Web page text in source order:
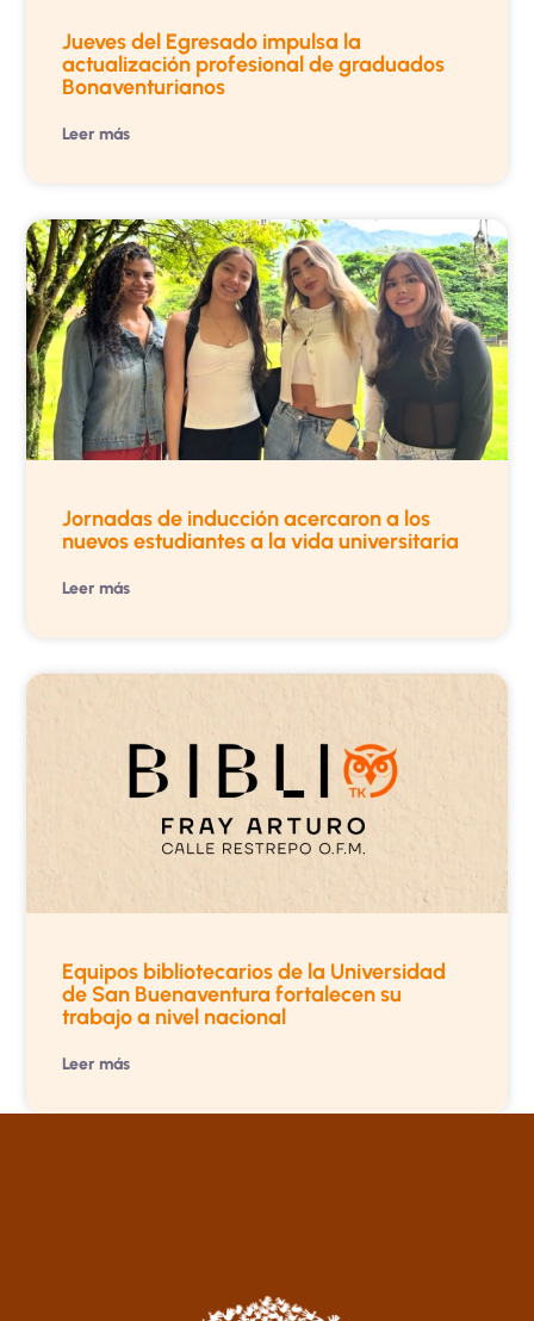
Jueves del Egresado impulsa la
actualización profesional de graduados
Bonaventurianos
Leer más
Jornadas de inducción acercaron a los
nuevos estudiantes a la vida universitaria
Leer más
Equipos bibliotecarios de la Universidad
de San Buenaventura fortalecen su
trabajo a nivel nacional
Leer más